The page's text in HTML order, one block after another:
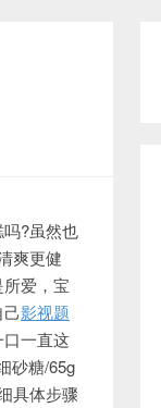
?虽然也
爽更健
爱，宝
影视题
一直这
砂糖/65g
具体步骤